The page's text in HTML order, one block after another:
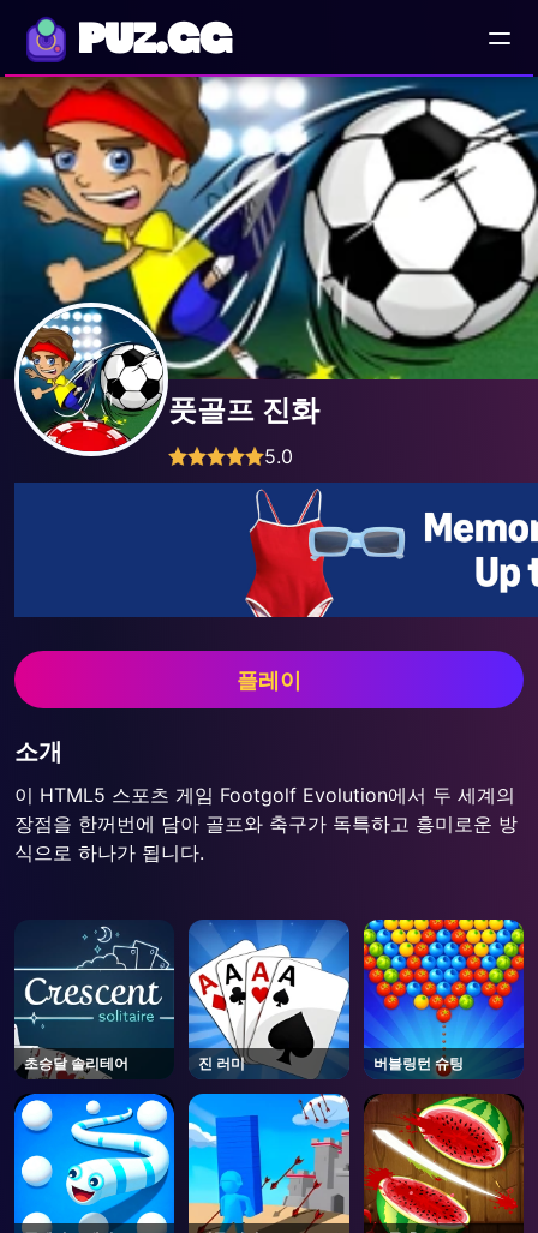
PUZ.GG
풋골프 진화
5.0
플레이
소개
이 HTML5 스포츠 게임 Footgolf Evolution에서 두 세계의
장점을 한꺼번에 담아 골프와 축구가 독특하고 흥미로운 방
식으로 하나가 됩니다.
초승달 솔리테어 진 러미 버블링턴 슈팅